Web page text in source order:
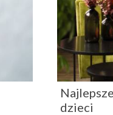
dzieci